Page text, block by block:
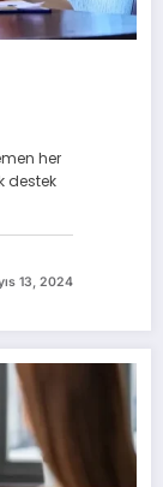
her
destek
13, 2024